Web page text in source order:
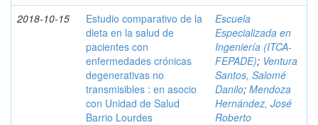
2018-10-15
Estudio comparativo de la
dieta en la salud de
pacientes con
enfermedades crónicas
degenerativas no
transmisibles : en asocio
con Unidad de Salud
Barrio Lourdes
Escuela
Especializada en
Ingeniería (ITCA-
FEPADE); Ventura
Santos, Salomé
Danilo; Mendoza
Hernández, José
Roberto